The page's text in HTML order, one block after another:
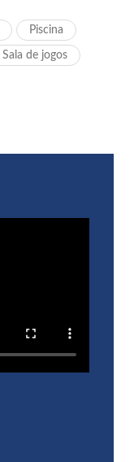
Piscina
Sala de jogos